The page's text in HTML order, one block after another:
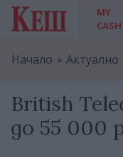
MY
CASH
Начало Актуално
British
до 55 000